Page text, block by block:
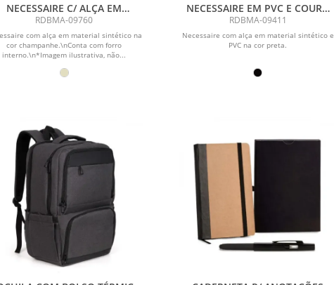
NECESSAIRE C/ ALÇA EM
MATERIAL SINTÉTICO -
CHAMPANHE
RDBMA-09760
com alça em material sintético na
cor champanhe.\nConta com forro
interno.\n*Imagem ilustrativa, não...
NECESSAIRE EM PVC E COURO
SINTÉTICO - PRETO/XADREZ
RDBMA-09411
Necessaire com alça em material sintético e
PVC na cor preta.